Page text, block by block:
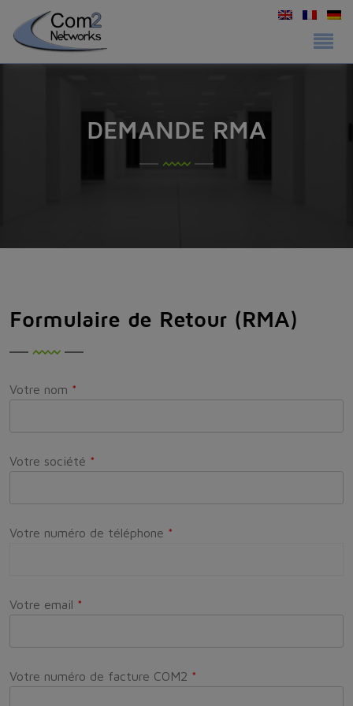
DEMANDE RMA
Formulaire de Retour (RMA)
Votre nom *
Votre société *
Votre numéro de téléphone *
Votre email *
Votre numéro de facture COM2 *